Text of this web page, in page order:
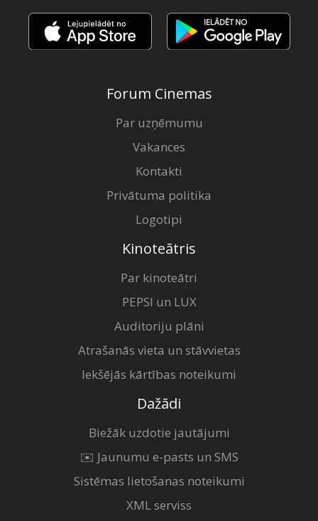
Kino
Klubs
Forum Cinemas
Par uzņēmumu
Vakances
Kontakti
Privātuma politika
Logotipi
Kinoteātris
Par kinoteātri
PEPSI un LUX
Auditoriju plāni
Atrašanās vieta un stāvvietas
Iekšējās kārtības noteikumi
Dažādi
Biežāk uzdotie jautājumi
✉️ Jaunumu e-pasts un SMS
Sistēmas lietošanas noteikumi
XML serviss